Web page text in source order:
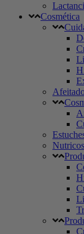
Cosmética